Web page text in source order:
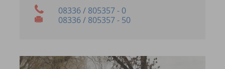
08336 / 805357 - 0
08336 / 805357 - 50